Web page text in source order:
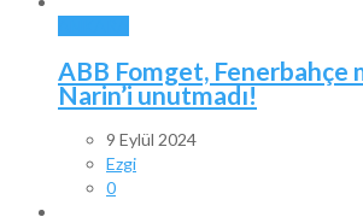
ABB Fomget, Fenerbahçe
Narin’i unutmadı!
9 Eylül 2024
Ezgi
0